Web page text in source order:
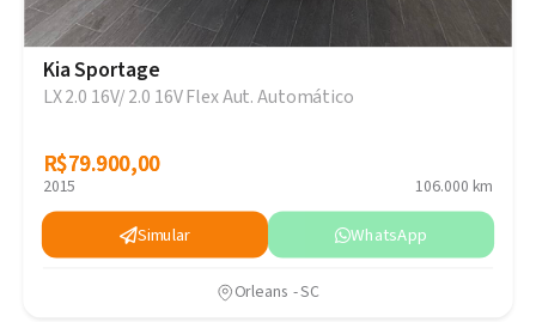
Kia Sportage
LX 2.0 16V/ 2.0 16V Flex Aut. Automático
R$79.900,00
R$79.900,00
2015 106.000 km
Simular WhatsApp
Orleans - SC